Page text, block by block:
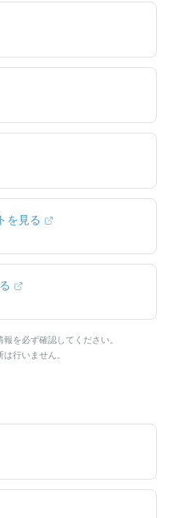
を見る
を必ず確認してください。
行いません。